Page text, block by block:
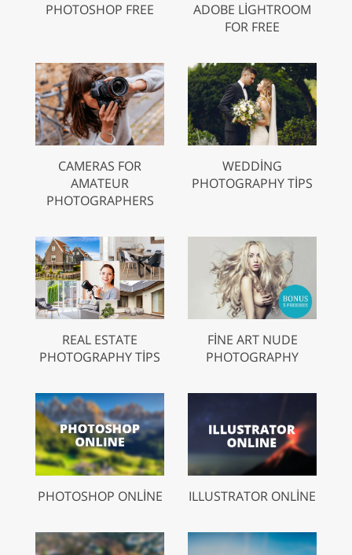
PHOTOSHOP FREE
ADOBE LIGHTROOM
FOR FREE
CAMERAS FOR
AMATEUR
PHOTOGRAPHERS
WEDDING
PHOTOGRAPHY TIPS
REAL ESTATE
PHOTOGRAPHY TIPS
FINE ART NUDE
PHOTOGRAPHY
PHOTOSHOP ONLINE ILLUSTRATOR ONLINE